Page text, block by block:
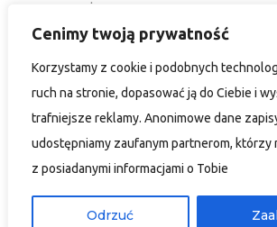
Cenimy twoją prywatność
Korzystamy z cookie i podobnych
ruch na stronie, dopasować ją do Ciebie i
trafniejsze reklamy. Anonimowe dane
udostępniamy zaufanym partnerom, którzy
z posiadanymi informacjami o Tobie
Odrzuć
45-920 Opole
POLEN
+48 77 402 35 76
biuro@czora.eu